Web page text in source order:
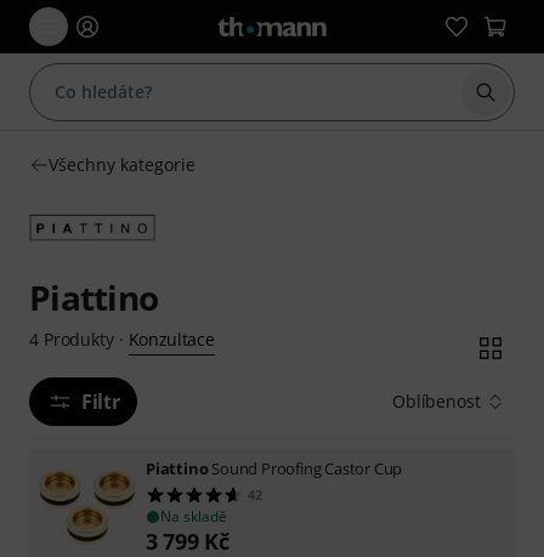
Začít
Všechny kategorie
Piattino
4 Produkty· Konzultace
Filtr Oblíbenost
PiattinoSound Proofing Castor Cup
42
Na skladě
3 799 Kč